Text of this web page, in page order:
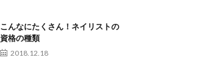
こんなにたくさん！ネイリストの
資格の種類
2018.12.18